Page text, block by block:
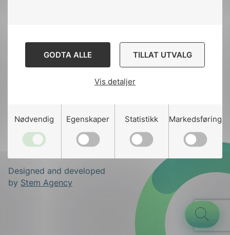
GODTA ALLE TILLAT UTVALG
Vis detaljer
Nødvendig Egenskaper Statistikk Markedsføring
Kontakt oss
nek@nek.no
Bruk av Cookies
Designed and developed
by Stem Agency